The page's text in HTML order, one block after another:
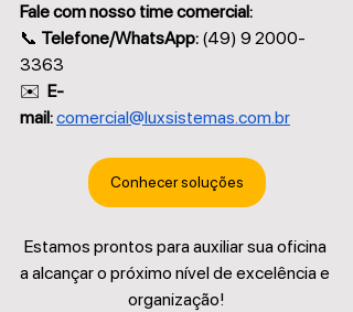
Fale com nosso time comercial:
📞 Telefone/WhatsApp: (49) 9 2000-
3363
✉️ E-
mail:comercial@luxsistemas.com.br
Conhecer soluções
Estamos prontos para auxiliar sua oficina
a alcançar o próximo nível de excelência e
organização!